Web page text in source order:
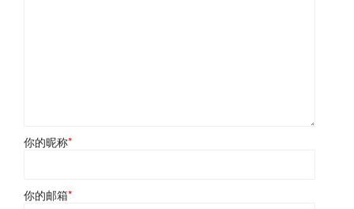
你的昵称*
你的邮箱*